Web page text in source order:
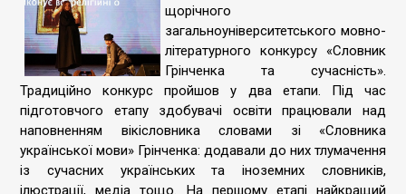
щорічного
загальноуніверситетського мовно-
літературного конкурсу «Словник
Грінченка та сучасність».
Традиційно конкурс пройшов у два етапи. Під час
підготовчого етапу здобувачі освіти працювали над
наповненням вікісловника словами зі «Словника
української мови» Грінченка: додавали до них тлумачення
із сучасних українських та іноземних словників,
ілюстрації, медіа тощо. На першому етапі найкращий